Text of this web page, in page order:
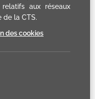
aux réseaux
de la CTS.
des cookies